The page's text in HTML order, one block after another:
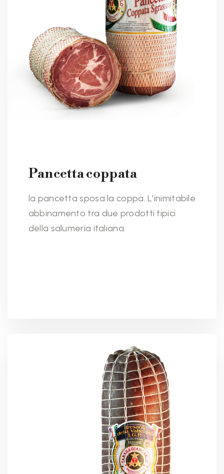
Pancetta coppata
la pancetta sposa la coppa. L'inimitabile
abbinamento tra due prodotti tipici
della salumeria italiana.